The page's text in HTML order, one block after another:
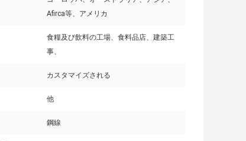
Afirca等、アメリカ
食糧及び飲料の工場、食料品店、建築工
事、
カスタマイズされる
他
鋼線